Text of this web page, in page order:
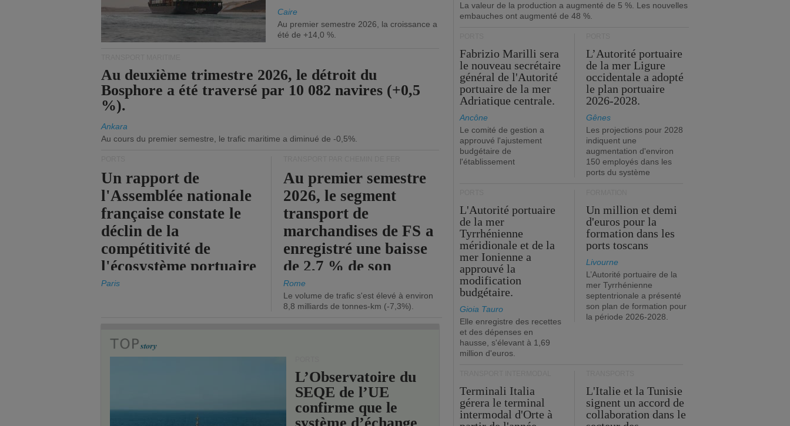
Caire
Au premier semestre 2026, la croissance a
été de +14,0 %.
Au deuxième trimestre 2026, le détroit du
Bosphore a été traversé par 10 082 navires (+0,5
%).
Ankara
Au cours du premier semestre, le trafic maritime a diminué de -0,5%.
Un rapport de
l'Assemblée nationale
française constate le
déclin de la
compétitivité de
l'écosystème portuaire
de l'État.
Paris
Au premier semestre
2026, le segment
transport de
marchandises de FS a
enregistré une baisse
de 2,7 % de son
chiffre d'affaires
opérationnel.
Rome
Le volume de trafic s'est élevé à environ
8,8 milliards de tonnes-km (-7,3%).
L’Observatoire du
SEQE de l’UE
confirme que le
La valeur de la production a augmenté de 5 %. Les nouvelles
embauches ont augmenté de 48 %.
Fabrizio Marilli sera
le nouveau secrétaire
général de l'Autorité
portuaire de la mer
Adriatique centrale.
Ancône
Le comité de gestion a
approuvé l'ajustement
budgétaire de
l'établissement
L’Autorité portuaire
de la mer Ligure
occidentale a adopté
le plan portuaire
2026-2028.
Gênes
Les projections pour 2028
indiquent une
augmentation d'environ
150 employés dans les
ports du système
L'Autorité portuaire
de la mer
Tyrrhénienne
méridionale et de la
mer Ionienne a
approuvé la
modification
budgétaire.
Gioia Tauro
Elle enregistre des recettes
et des dépenses en
hausse, s'élevant à 1,69
million d'euros.
Un million et demi
d'euros pour la
formation dans les
ports toscans
Livourne
L’Autorité portuaire de la
mer Tyrrhénienne
septentrionale a présenté
son plan de formation pour
la période 2026-2028.
Terminali Italia
gérera le terminal
intermodal d'Orte à
L'Italie et la Tunisie
signent un accord de
collaboration dans le